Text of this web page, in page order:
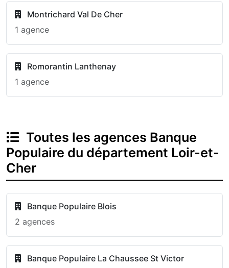
Montrichard Val De Cher
1 agence
Romorantin Lanthenay
1 agence
Toutes les agences Banque
Populaire du département Loir-et-
Cher
Banque Populaire Blois
2 agences
Banque Populaire La Chaussee St Victor